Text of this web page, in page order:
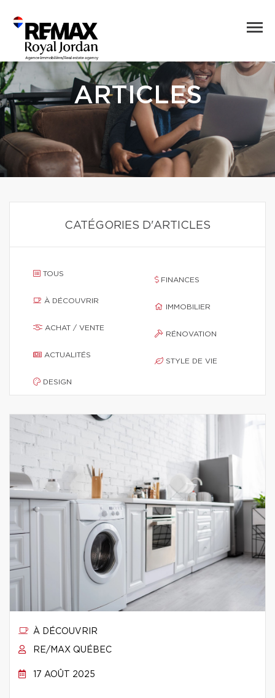
ARTICLES
CATÉGORIES D'ARTICLES
TOUS
À DÉCOUVRIR
ACHAT / VENTE
ACTUALITÉS
DESIGN
FINANCES
IMMOBILIER
RÉNOVATION
STYLE DE VIE
À DÉCOUVRIR
RE/MAX QUÉBEC
17 AOÛT 2025